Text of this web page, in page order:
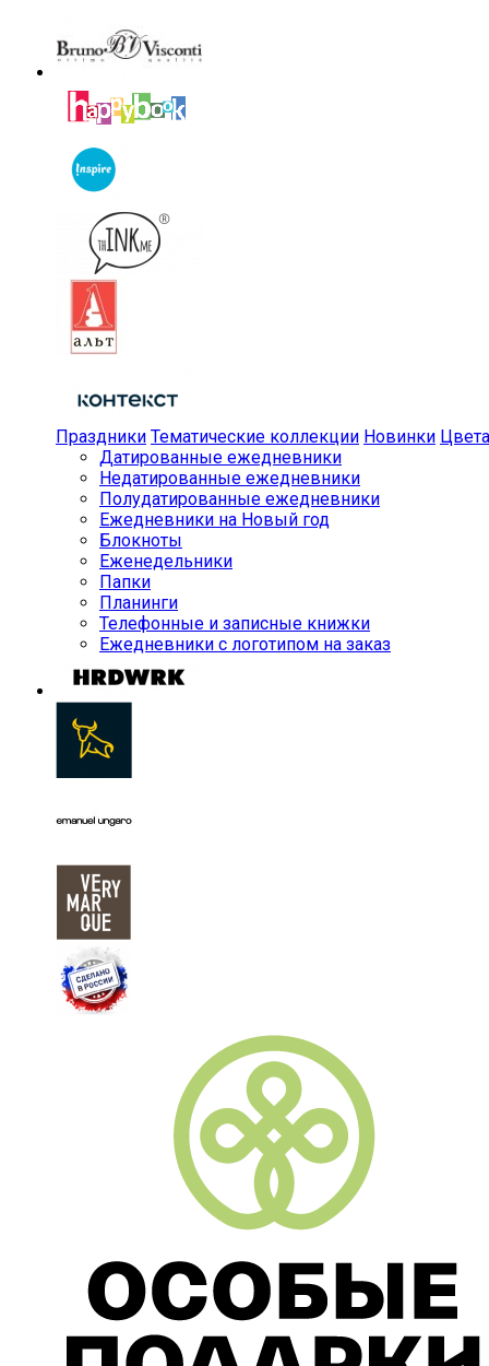
Праздники Тематические коллекции Новинки Цвета
Датированные ежедневники
Недатированные ежедневники
Полудатированные ежедневники
Ежедневники на Новый год
Блокноты
Еженедельники
Папки
Планинги
Телефонные и записные книжки
Ежедневники с логотипом на заказ